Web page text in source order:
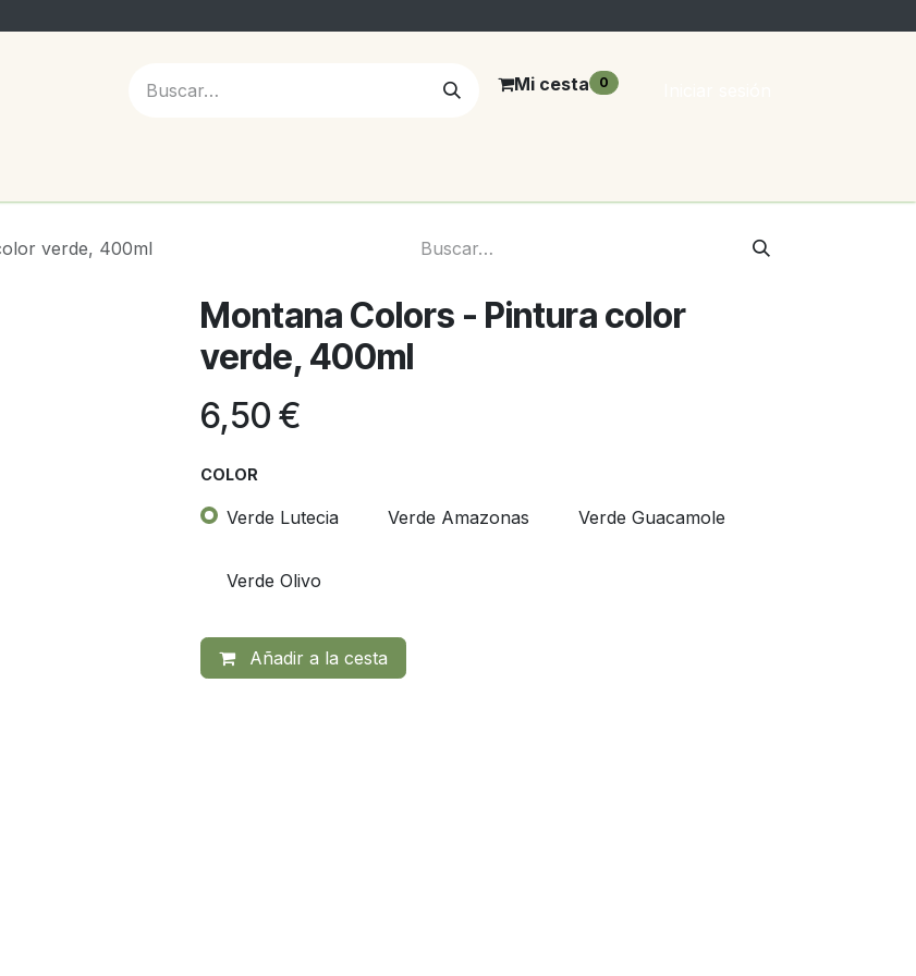
Mi cesta 0
verde, 400ml
Montana Colors - Pintura color
verde, 400ml
6,50 €
COLOR
Verde Lutecia Verde Amazonas Verde Guacamole
Verde Olivo
Añadir a la cesta